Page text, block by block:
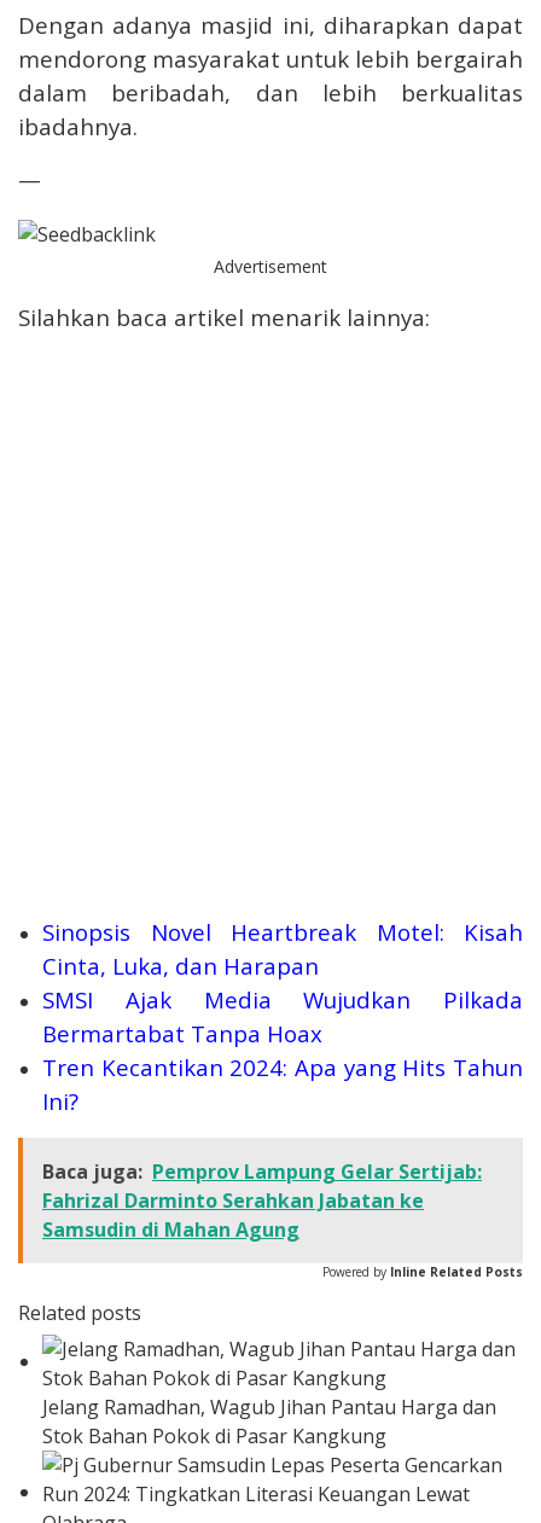
Dengan adanya masjid ini, diharapkan dapat
mendorong masyarakat untuk lebih bergairah
dalam beribadah, dan lebih berkualitas
ibadahnya.
—
Advertisement
Silahkan baca artikel menarik lainnya:
Sinopsis Novel Heartbreak Motel: Kisah
Cinta, Luka, dan Harapan
SMSI Ajak Media Wujudkan Pilkada
Bermartabat Tanpa Hoax
Tren Kecantikan 2024: Apa yang Hits Tahun
Ini?
Baca juga: Pemprov Lampung Gelar Sertijab:
Fahrizal Darminto Serahkan Jabatan ke
Samsudin di Mahan Agung
Powered by Inline Related Posts
Related posts
Jelang Ramadhan, Wagub Jihan Pantau Harga dan
Stok Bahan Pokok di Pasar Kangkung